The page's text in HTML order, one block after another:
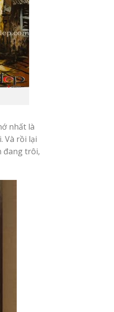
nhất là
Và rồi lại
đang trôi,